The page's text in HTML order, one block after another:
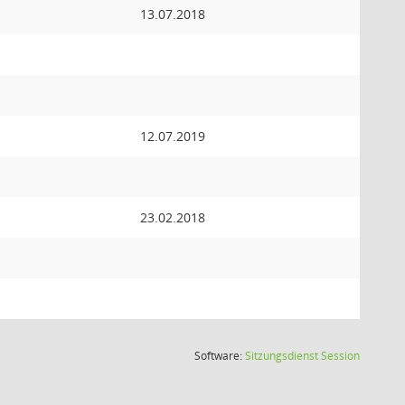
13.07.2018
12.07.2019
23.02.2018
Software:SitzungsdienstSession(Wird in